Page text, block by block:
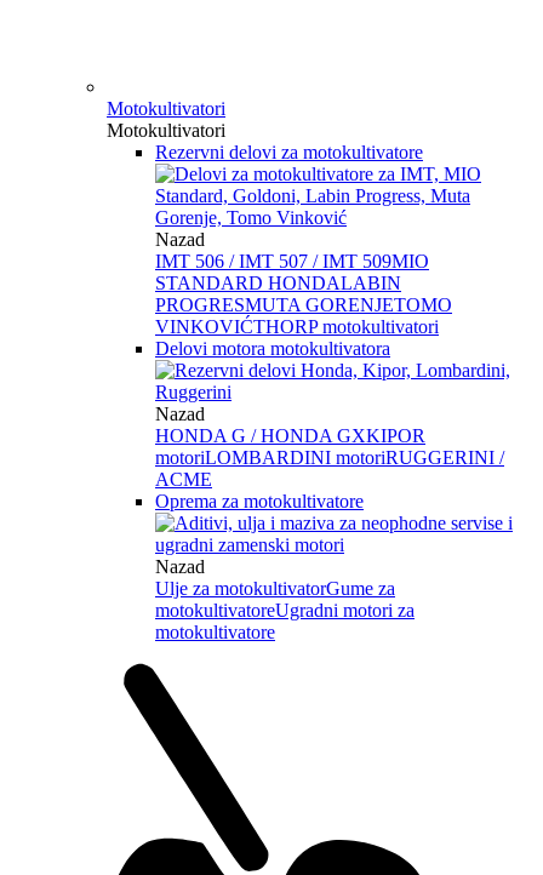
Motokultivatori
Motokultivatori
Rezervni delovi za motokultivatore
Nazad
IMT 506 / IMT 507 / IMT 509MIO
STANDARD HONDALABIN
PROGRESMUTA GORENJETOMO
VINKOVIĆTHORP motokultivatori
Delovi motora motokultivatora
Nazad
HONDA G / HONDA GXKIPOR
motoriLOMBARDINI motoriRUGGERINI /
ACME
Oprema za motokultivatore
Nazad
Ulje za motokultivatorGume za
motokultivatoreUgradni motori za
motokultivatore